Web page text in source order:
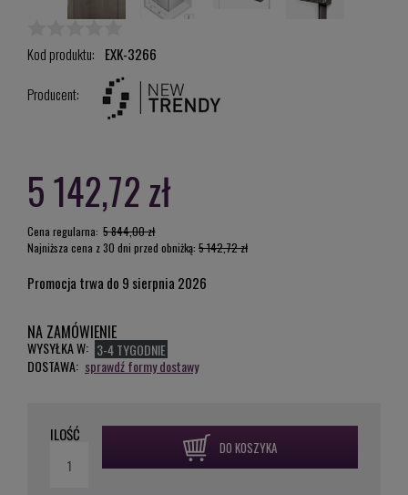
Kod produktu: EXK-3266
Producent:
5 142,72 zł
Cena regularna: 5 844,00 zł
Najniższa cena z 30 dni przed obniżką: 5 142,72 zł
Promocja trwa do 9 sierpnia 2026
NA ZAMÓWIENIE
WYSYŁKA W: 3-4 TYGODNIE
DOSTAWA: sprawdź formy dostawy
ILOŚĆ
DO KOSZYKA